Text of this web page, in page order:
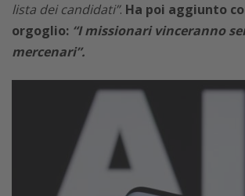
lista dei candidati”. Ha poi aggiunto
orgoglio: “I missionari vinceranno
mercenari”.